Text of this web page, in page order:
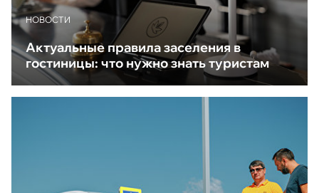
НОВОСТИ
Актуальные правила заселения в
гостиницы: что нужно знать туристам